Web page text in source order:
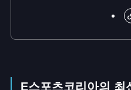
E스포츠코리아의 최